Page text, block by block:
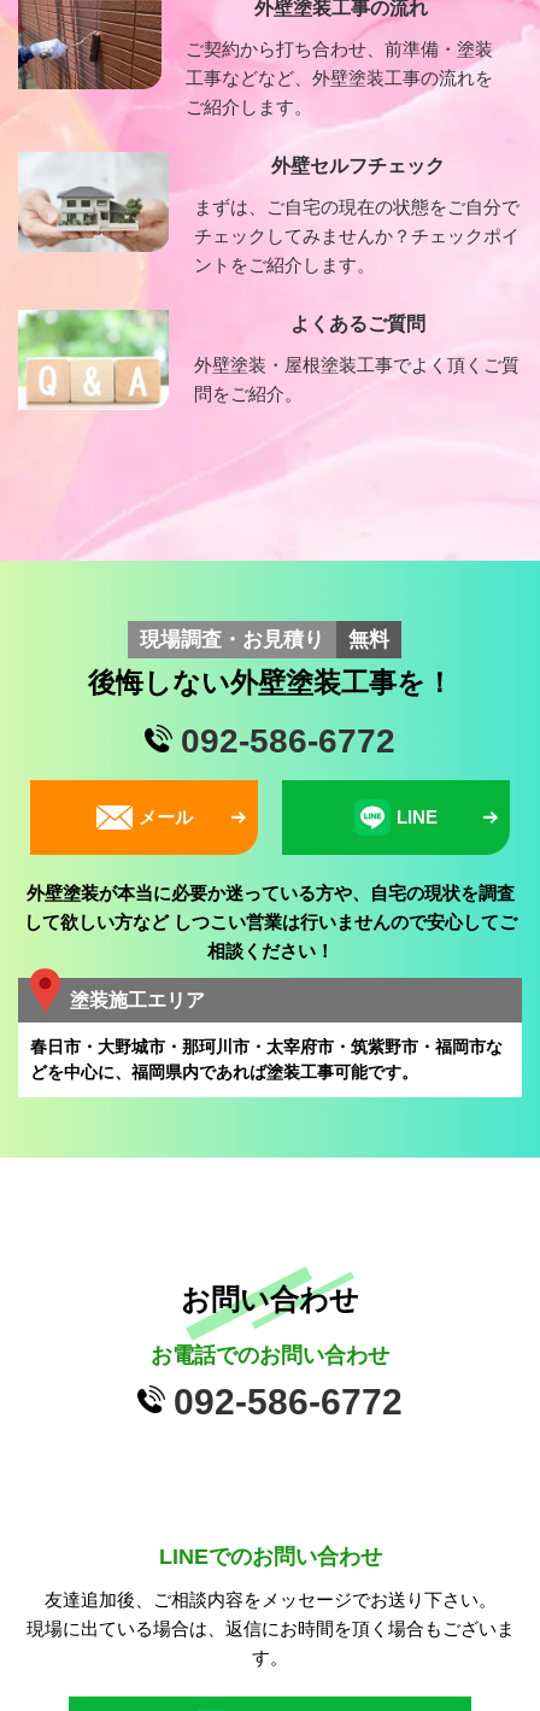
外壁塗装工事の流れ
ご契約から打ち合わせ、前準備・塗装
工事などなど、外壁塗装工事の流れを
ご紹介します。
外壁セルフチェック
まずは、ご自宅の現在の状態をご自分で
チェックしてみませんか？チェックポイ
ントをご紹介します。
よくあるご質問
外壁塗装・屋根塗装工事でよく頂くご質
問をご紹介。
現場調査・お見積り 無料
後悔しない外壁塗装工事を！
092-586-6772
メール LINE
外壁塗装が本当に必要か迷っている方や、自宅の現状を調査
して欲しい方などしつこい営業は行いませんので安心してご
相談ください！
塗装施工エリア
春日市・大野城市・那珂川市・太宰府市・筑紫野市・福岡市な
どを中心に、 福岡県内であれば塗装工事可能です。
お問い合わせ
お電話でのお問い合わせ
092-586-6772
LINEでのお問い合わせ
友達追加後、ご相談内容をメッセージでお送り下さい。
現場に出ている場合は、返信にお時間を頂く場合もございま
す。